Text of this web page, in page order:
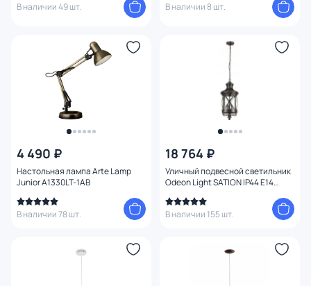
В наличии 49 шт.
В наличии 8 шт.
4 490 ₽
Настольная лампа Arte Lamp
Junior A1330LT-1AB
В наличии 78 шт.
18 764 ₽
Уличный подвесной светильник
Odeon Light SATION IP44 E14
В наличии 155 шт.